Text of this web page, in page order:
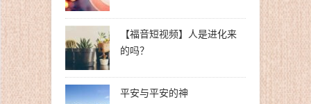
【福音短视频】人是进化来
的吗？
平安与平安的神